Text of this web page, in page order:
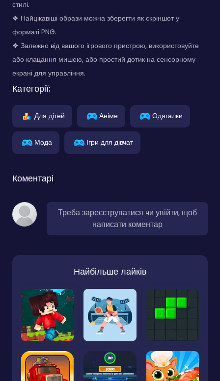
стилі.
❖ Найцікавіші образи можна зберегти як скріншот у
форматі PNG.
❖ Залежно від вашого ігрового пристрою, використовуйте
або клацання мишею, або простий дотик на сенсорному
екрані для управління.
Категорії:
Для дітей Аніме Одягалки
Мода Ігри для дівчат
Коментарі
Треба зареєструватися чи увійти, щоб
написати коментар
Найбільше лайків